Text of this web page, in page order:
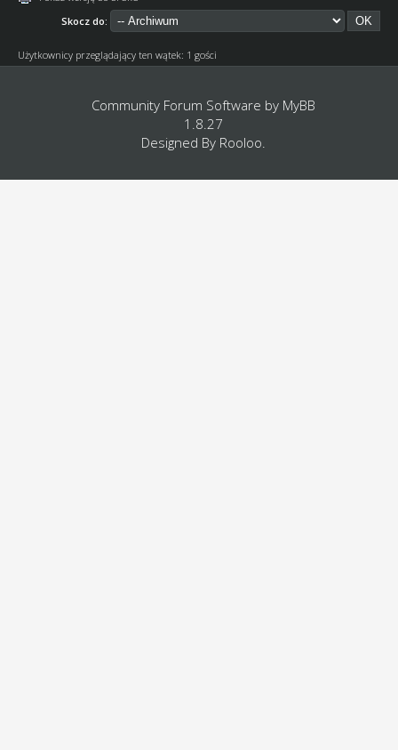
Skocz do:
Użytkownicy przeglądający ten wątek: 1 gości
Community Forum Software by MyBB
1.8.27
Designed By Rooloo